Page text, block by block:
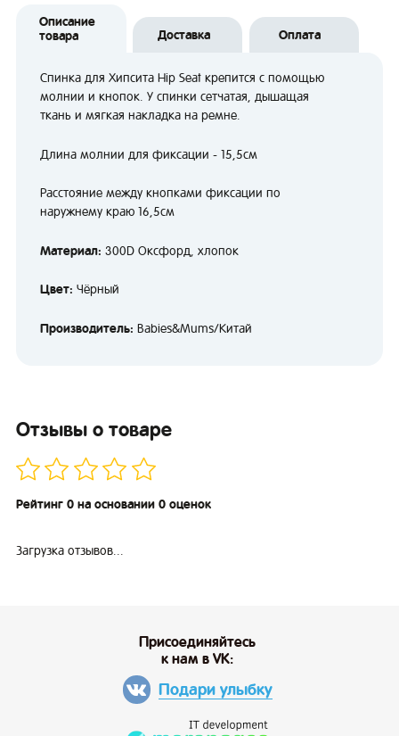
Описание
товара
Доставка Оплата
Спинка для Хипсита Hip Seat крепится с помощью
молнии и кнопок. У спинки сетчатая, дышащая
ткань и мягкая накладка на ремне.
Длина молнии для фиксации - 15,5см
Расстояние между кнопками фиксации по
наружнему краю 16,5см
Материал: 300D Оксфорд, хлопок
Цвет: Чёрный
Производитель: Babies&Mums/Китай
Отзывы о товаре
Рейтинг 0 на основании 0 оценок
Загрузка отзывов...
Присоединяйтесь
к нам в VK:
Подари улыбку